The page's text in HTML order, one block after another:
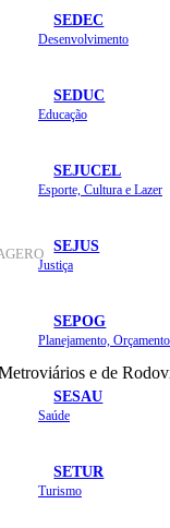
SEDEC
Desenvolvimento
SEDUC
Educação
SEJUCEL
Esporte, Cultura e Lazer
SEJUS
Justiça
SEPOG
SESAU
Saúde
SETUR
Turismo
e de